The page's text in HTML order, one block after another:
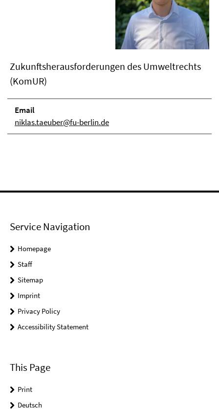
Zukunftsherausforderungen des Umweltrechts
(KomUR)
Email
niklas.taeuber@fu-berlin.de
Service Navigation
Homepage
Staff
Sitemap
Imprint
Privacy Policy
Accessibility Statement
This Page
Print
Deutsch